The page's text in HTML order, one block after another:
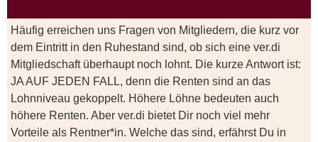
Häufig erreichen uns Fragen von Mitgliedern, die kurz vor
dem Eintritt in den Ruhestand sind, ob sich eine ver.di
Mitgliedschaft überhaupt noch lohnt. Die kurze Antwort ist:
JA AUF JEDEN FALL, denn die Renten sind an das
Lohnniveau gekoppelt. Höhere Löhne bedeuten auch
höhere Renten. Aber ver.di bietet Dir noch viel mehr
Vorteile als Rentner*in. Welche das sind, erfährst Du in